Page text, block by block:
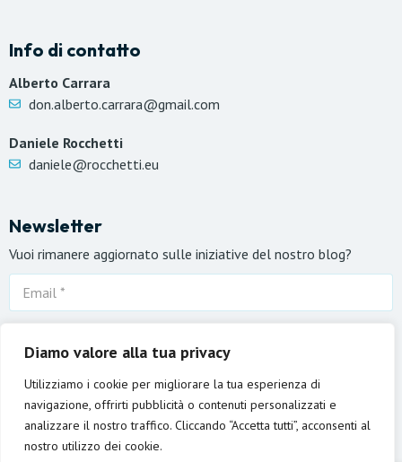
Diamo valore alla tua privacy
Utilizziamo i cookie per migliorare la tua esperienza di
navigazione, offrirti pubblicità o contenuti personalizzati e
analizzare il nostro traffico. Cliccando “Accetta tutti”, acconsenti al
nostro utilizzo dei cookie.
Info di contatto
Alberto Carrara
don.alberto.carrara@gmail.com
Daniele Rocchetti
daniele@rocchetti.eu
Newsletter
Vuoi rimanere aggiornato sulle iniziative del nostro blog?
trattamento dei miei dati personali per ricevere la